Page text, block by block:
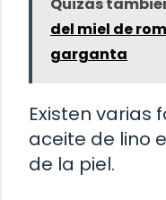
del miel de
garganta
Existen varias
aceite de lino
de la piel.